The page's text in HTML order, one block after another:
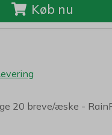
Køb nu
20 breve/æske -